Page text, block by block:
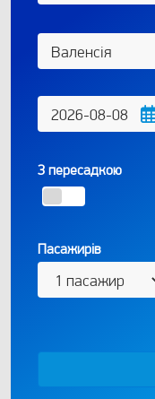
З пересадкою
Пасажирів